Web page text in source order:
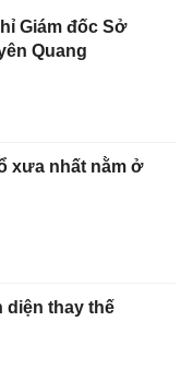
Giám đốc Sở
Quang
xưa nhất nằm ở
diện thay thế